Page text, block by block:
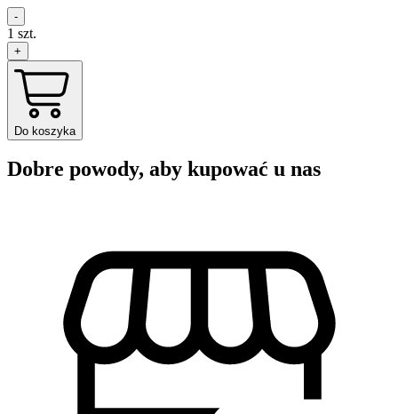
-
1 szt.
+
Do koszyka
Dobre powody, aby kupować u nas